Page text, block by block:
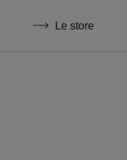
Le store